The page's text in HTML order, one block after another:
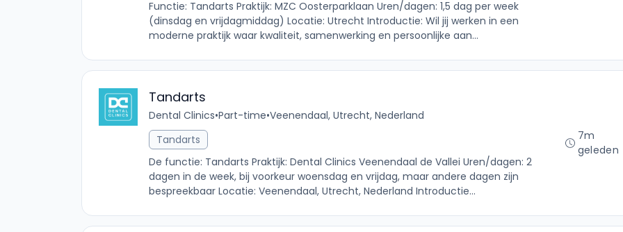
Functie: Tandarts Praktijk: MZC Oosterparklaan Uren/dagen: 1,5 dag per week
(dinsdag en vrijdagmiddag) Locatie: Utrecht Introductie: Wil jij werken in een
moderne praktijk waar kwaliteit, samenwerking en persoonlijke aan...
Tandarts
Dental Clinics•Part-time•Veenendaal, Utrecht, Nederland
Tandarts
De functie: Tandarts Praktijk: Dental Clinics Veenendaal de Vallei Uren/dagen: 2
dagen in de week, bij voorkeur woensdag en vrijdag, maar andere dagen zijn
bespreekbaar Locatie: Veenendaal, Utrecht, Nederland Introductie...
7m
geleden